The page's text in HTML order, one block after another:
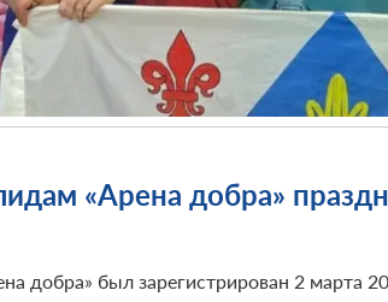
«Арена добра»
добра» был зарегистрирован 2 марта